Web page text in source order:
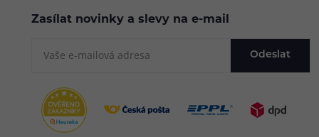
Zasílat novinky a slevy na e-mail
Odeslat